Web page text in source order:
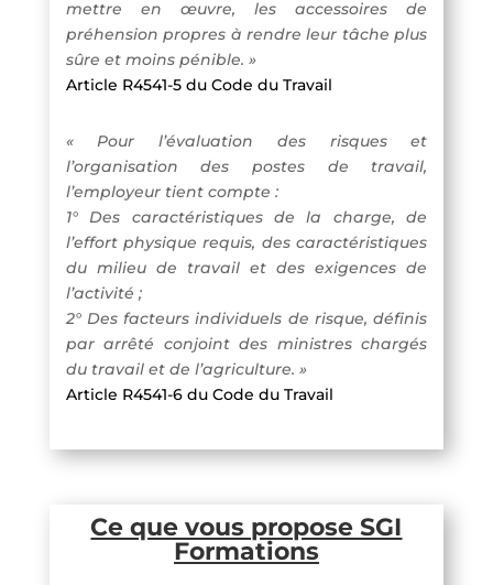
mettre en œuvre, les accessoires de
préhension propres à rendre leur tâche plus
sûre et moins pénible. »
Article R4541-5 du Code du Travail
« Pour l’évaluation des risques et
l’organisation des postes de travail,
l’employeur tient compte :
1° Des caractéristiques de la charge, de
l’effort physique requis, des caractéristiques
du milieu de travail et des exigences de
l’activité ;
2° Des facteurs individuels de risque, définis
par arrêté conjoint des ministres chargés
du travail et de l’agriculture. »
Article R4541-6 du Code du Travail
Ce que vous propose SGI
Formations